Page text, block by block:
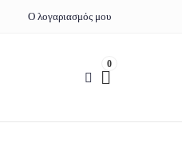
Ο λογαριασμός μου
0